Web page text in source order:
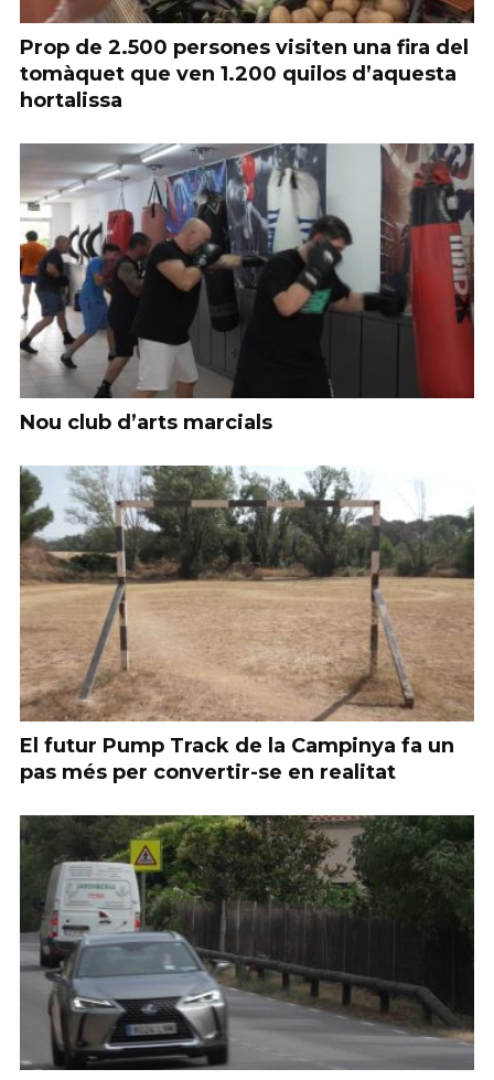
Prop de 2.500 persones visiten una fira del
tomàquet que ven 1.200 quilos d’aquesta
hortalissa
Nou club d’arts marcials
El futur Pump Track de la Campinya fa un
pas més per convertir-se en realitat